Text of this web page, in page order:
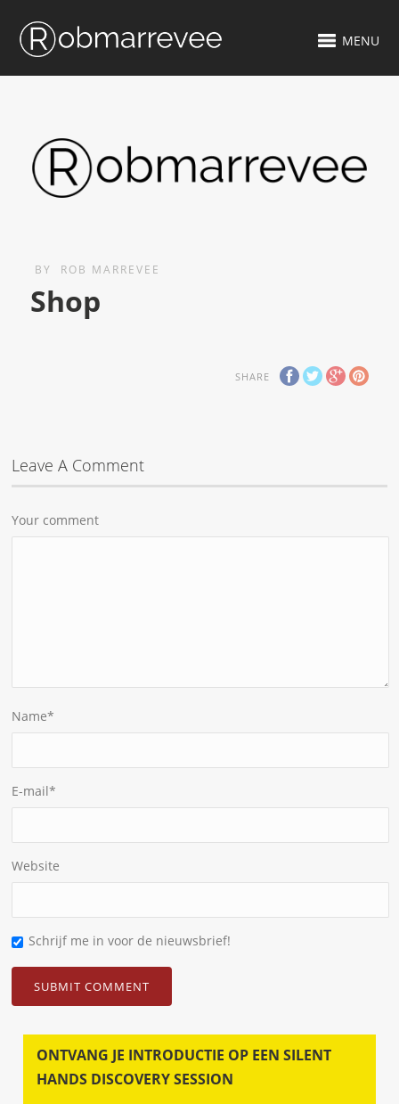
MENU
BY ROB MARREVEE
Shop
SHARE
Leave A Comment
Your comment
Name*
E-mail*
Website
Schrijf me in voor de nieuwsbrief!
ONTVANG JE INTRODUCTIE OP EEN SILENT
HANDS DISCOVERY SESSION